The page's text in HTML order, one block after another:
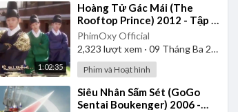
1:02:35
⁣Hoàng Tử Gác Mái (The
Rooftop Prince) 2012 - Tập 1
| Lồng Tiếng
PhimOxy Official
2,323 lượt xem · 09 Tháng Ba 2025
Phim và Hoạt hình
⁣Siêu Nhân Sấm Sét (GoGo
Sentai Boukenger) 2006 -